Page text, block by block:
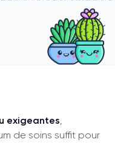
exigeantes
de soins suffit pour